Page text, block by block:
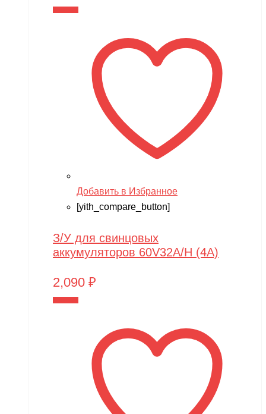
Добавить в Избранное
[yith_compare_button]
З/У для свинцовых
аккумуляторов 60V32A/H (4A)
2,090 ₽